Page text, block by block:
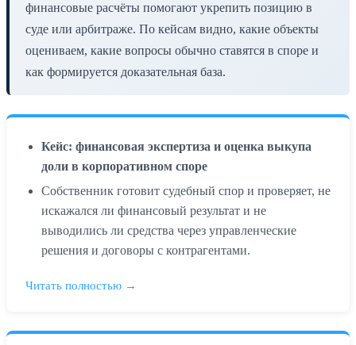
финансовые расчёты помогают укрепить позицию в
суде или арбитраже. По кейсам видно, какие объекты
оцениваем, какие вопросы обычно ставятся в споре и
как формируется доказательная база.
Кейс: финансовая экспертиза и оценка выкупа
доли в корпоративном споре
Собственник готовит судебный спор и проверяет, не
искажался ли финансовый результат и не
выводились ли средства через управленческие
решения и договоры с контрагентами.
Читать полностью →